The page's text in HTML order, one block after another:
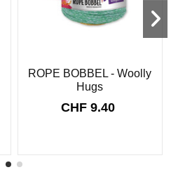
ROPE BOBBEL - Woolly
Hugs
CHF 9.40